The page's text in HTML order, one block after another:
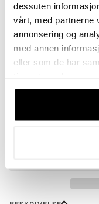
dessuten
vårt, med partnerne
annonsering og
med annen
eller som de har
− +